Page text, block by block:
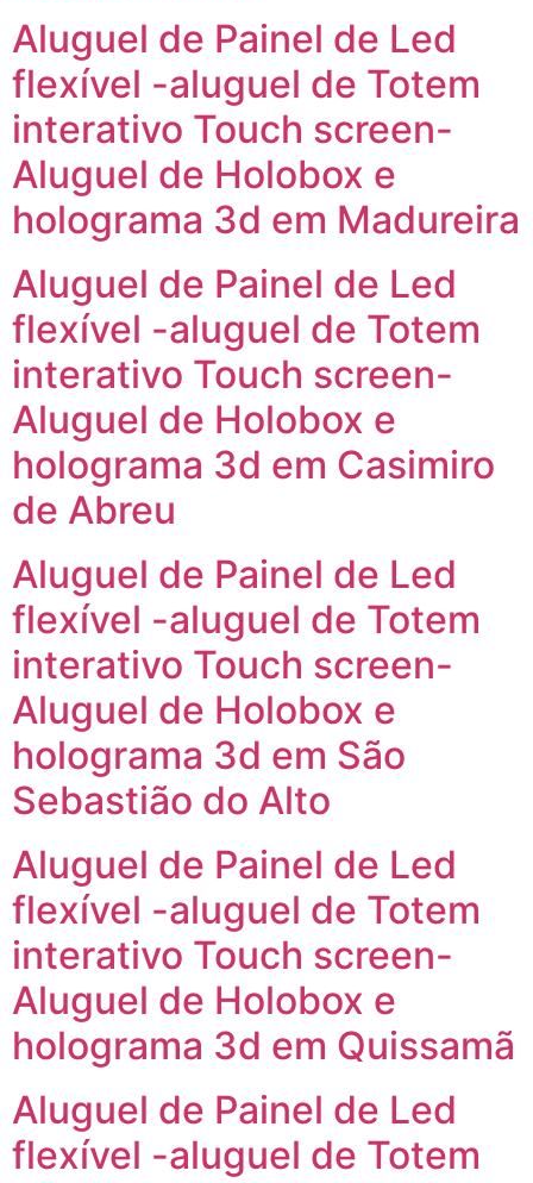
Aluguel de Painel de Led
flexível -aluguel de Totem
interativo Touch screen-
Aluguel de Holobox e
holograma 3d em Madureira
Aluguel de Painel de Led
flexível -aluguel de Totem
interativo Touch screen-
Aluguel de Holobox e
holograma 3d em Casimiro
de Abreu
Aluguel de Painel de Led
flexível -aluguel de Totem
interativo Touch screen-
Aluguel de Holobox e
holograma 3d em São
Sebastião do Alto
Aluguel de Painel de Led
flexível -aluguel de Totem
interativo Touch screen-
Aluguel de Holobox e
holograma 3d em Quissamã
Aluguel de Painel de Led
flexível -aluguel de Totem